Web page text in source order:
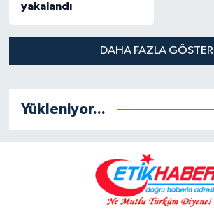
yakalandı
DAHA FAZLA GÖSTER
Yükleniyor...